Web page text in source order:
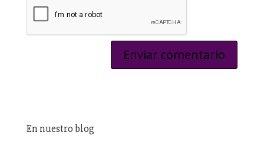
En nuestro blog